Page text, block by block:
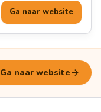
Ga naar website
Ga naar website arrow_forward